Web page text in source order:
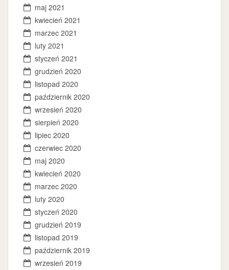
maj 2021
kwiecień 2021
marzec 2021
luty 2021
styczeń 2021
grudzień 2020
listopad 2020
październik 2020
wrzesień 2020
sierpień 2020
lipiec 2020
czerwiec 2020
maj 2020
kwiecień 2020
marzec 2020
luty 2020
styczeń 2020
grudzień 2019
listopad 2019
październik 2019
wrzesień 2019